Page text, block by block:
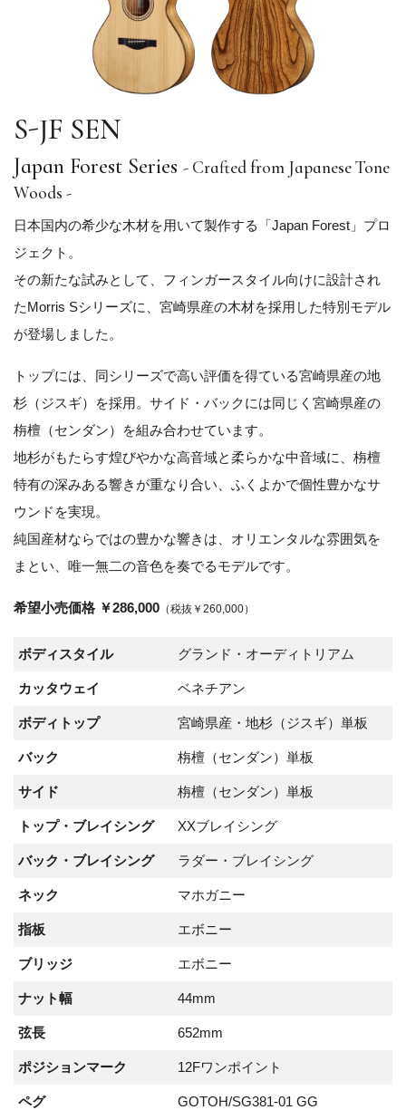
S-JF SEN
Japan Forest Series - Crafted from Japanese Tone
Woods -
日本国内の希少な木材を用いて製作する「Japan Forest」プロ
ジェクト。
その新たな試みとして、フィンガースタイル向けに設計され
たMorris Sシリーズに、宮崎県産の木材を採用した特別モデル
が登場しました。
トップには、同シリーズで高い評価を得ている宮崎県産の地
杉（ジスギ）を採用。サイド・バックには同じく宮崎県産の
栴檀（センダン）を組み合わせています。
地杉がもたらす煌びやかな高音域と柔らかな中音域に、栴檀
特有の深みある響きが重なり合い、ふくよかで個性豊かなサ
ウンドを実現。
純国産材ならではの豊かな響きは、オリエンタルな雰囲気を
まとい、唯一無二の音色を奏でるモデルです。
希望小売価格 ￥286,000 （税抜￥260,000）
ボディスタイル グランド・オーディトリアム
カッタウェイ ベネチアン
ボディトップ 宮崎県産・地杉（ジスギ）単板
バック 栴檀（センダン）単板
サイド 栴檀（センダン）単板
トップ・ブレイシング XXブレイシング
バック・ブレイシング ラダー・ブレイシング
ネック マホガニー
指板 エボニー
ブリッジ エボニー
ナット幅 44mm
弦長 652mm
ポジションマーク 12Fワンポイント
ペグ GOTOH/SG381-01 GG